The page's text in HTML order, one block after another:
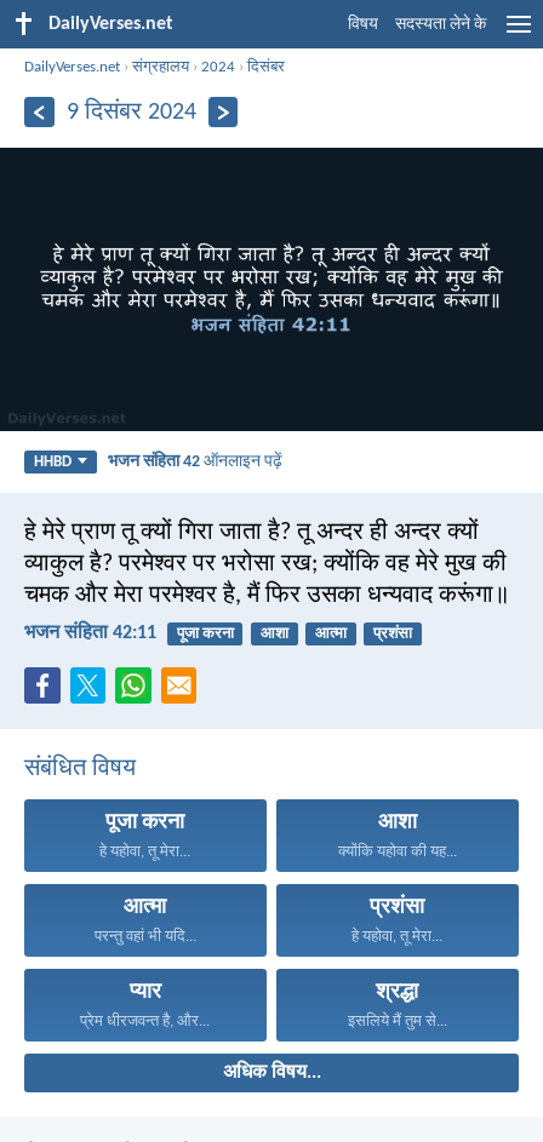
DailyVerses.net विषय सदस्यता लेने के
DailyVerses.net ›संग्रहालय›2024 ›दिसंबर
9 दिसंबर 2024
HHBD भजन संहिता 42 ऑनलाइन पढ़ें
हे मेरे प्राण तू क्यों गिरा जाता है? तू अन्दर ही अन्दर क्यों
व्याकुल है? परमेश्वर पर भरोसा रख; क्योंकि वह मेरे मुख की
चमक और मेरा परमेश्वर है, मैं फिर उसका धन्यवाद करूंगा॥
भजन संहिता 42:11 पूजा करना आशा आत्मा प्रशंसा
संबंधित विषय
पूजा करना
हे यहोवा, तू मेरा...
आशा
क्योंकि यहोवा की यह...
आत्मा
परन्तु वहां भी यदि...
प्रशंसा
हे यहोवा, तू मेरा...
प्यार
प्रेम धीरजवन्त है, और...
श्रद्धा
इसलिये मैं तुम से...
अधिक विषय...